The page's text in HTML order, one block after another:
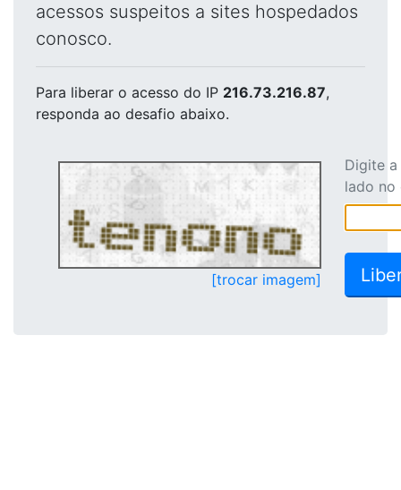
acessos suspeitos a sites hospedados
conosco.
Para liberar o acesso do IP 216.73.216.87,
responda ao desafio abaixo.
[trocar imagem]
Digite
lado no